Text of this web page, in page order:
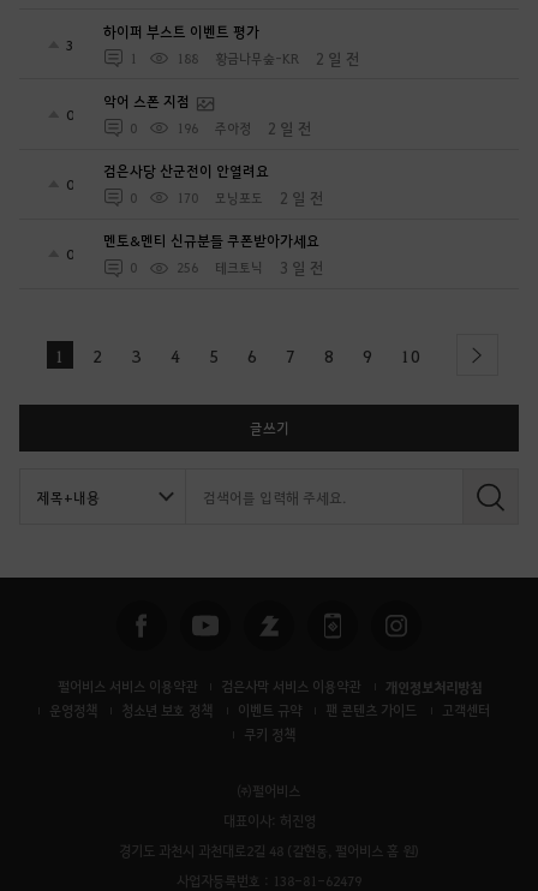
3
하이퍼 부스트 이벤트 평가
1 188 황금나무숲-KR 2 일 전
0
악어 스폰 지점
0 196 주아정 2 일 전
0
검은사당 산군전이 안열려요
0 170 모닝포도 2 일 전
0
멘토&멘티 신규분들 쿠폰받아가세요
0 256 테크토닉 3 일 전
1 2 3 4 5 6 7 8 9 10 next
글쓰기
검
펄어비스 서비스 이용약관 검은사막 서비스 이용약관 개인정보처리방침
운영정책 청소년 보호 정책 이벤트 규약 팬 콘텐츠 가이드
고객센터
쿠키 정책
㈜펄어비스
대표이사: 허진영
경기도 과천시 과천대로2길 48 (갈현동, 펄어비스 홈 원)
사업자등록번호 : 138-81-62479